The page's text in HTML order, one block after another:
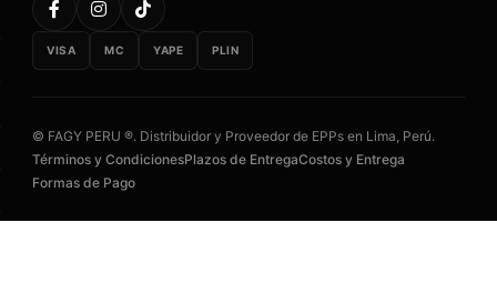
VISA MC YAPE PLIN
© FAGY PERU ®. Distribuidor y Proveedor de EPPs en Lima, Perú.
Términos y CondicionesPlazos de EntregaCostos y Entrega
Formas de Pago